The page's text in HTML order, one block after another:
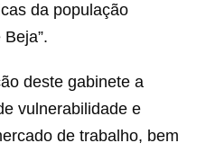
da população
deste gabinete a
vulnerabilidade e
de trabalho, bem